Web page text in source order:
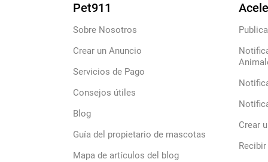
Pet911
Sobre Nosotros
Crear un Anuncio
Servicios de Pago
Consejos útiles
Blog
Guía del propietario de mascotas
Mapa de artículos del blog
Crear